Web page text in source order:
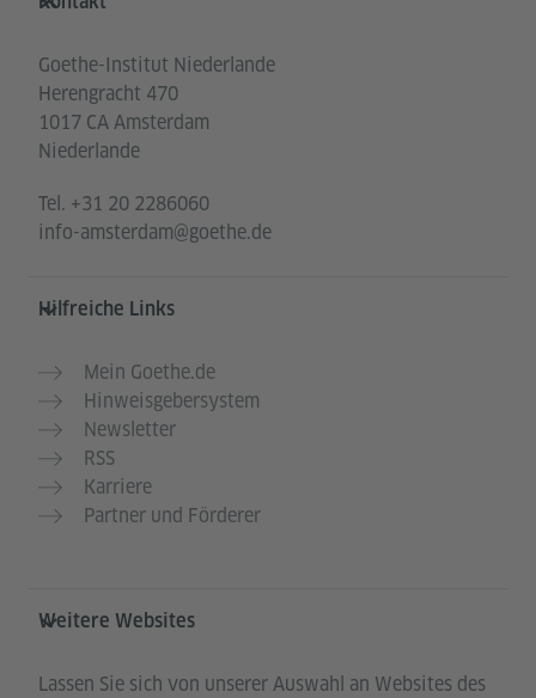
Goethe-Institut Niederlande
Herengracht 470
1017 CA Amsterdam
Niederlande
Tel. +31 20 2286060
info-amsterdam@goethe.de
Hilfreiche Links
Mein Goethe.de
Hinweisgebersystem
Newsletter
RSS
Karriere
Partner und Förderer
Weitere Websites
Lassen Sie sich von unserer Auswahl an Websites des